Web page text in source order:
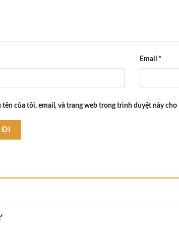
Email *
tên của tôi, email, và trang web trong trình duyệt này